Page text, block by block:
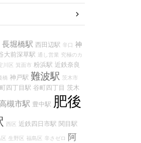
長堀橋駅 西田辺駅 辛口 神
大前深草駅 通し営業 究極のカ
川区 箕面市 粉浜駅 近鉄奈良
橋 神戸駅 難波駅 茨木市
四丁目駅 谷町四丁目 茨木
槻市駅 豊中駅 肥後
西区 近鉄四日市駅 関目駅
生野区 福島区 辛さゼロ
阿